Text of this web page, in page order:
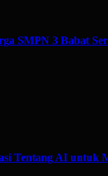
SMPN 3 Babat
Tentang AI untuk